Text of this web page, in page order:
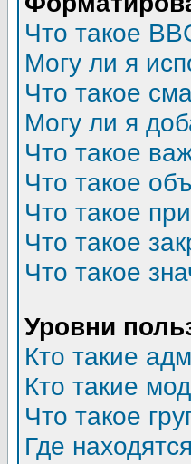
Что такое
Могу ли я
Что такое
Могу ли я
Что такое
Что такое
Что такое
Что такое
Что такое
Уровни
Кто такие
Кто такие
Что такое
Где